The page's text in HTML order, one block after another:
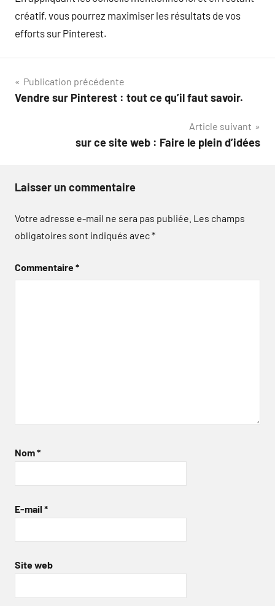
créatif, vous pourrez maximiser les résultats de vos
efforts sur Pinterest.
Navigation
de
Publication précédente
Vendre sur Pinterest : tout ce qu’il faut savoir.
Article suivant
sur ce site web : Faire le plein d’idées
Laisser un commentaire
Votre adresse e-mail ne sera pas publiée. Les champs
obligatoires sont indiqués avec*
Commentaire*
Nom*
E-mail *
Site web